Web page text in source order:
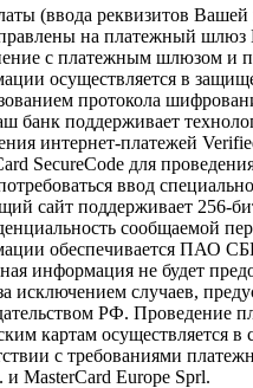
(ввода реквизитов
на платежный
с платежным шлюзом и
осуществляется в
протокола
банк поддерживает
интернет-платежей
SecureCode для
ввод
сайт поддерживает 256-
сообщаемой
обеспечивается ПАО
информация не будет
исключением случаев,
РФ. Проведение
картам осуществляется в
с требованиями
и MasterCard Europe Sprl.